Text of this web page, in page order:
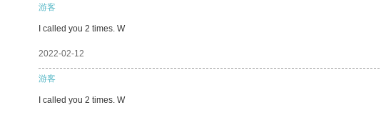
游客
I called you 2 times. W
2022-02-12
游客
I called you 2 times. W